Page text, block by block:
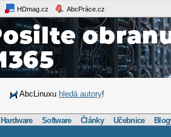
HDmag.cz AbcPráce.cz
AbcLinuxu hledá autory!
Hardware Software Články Učebnice